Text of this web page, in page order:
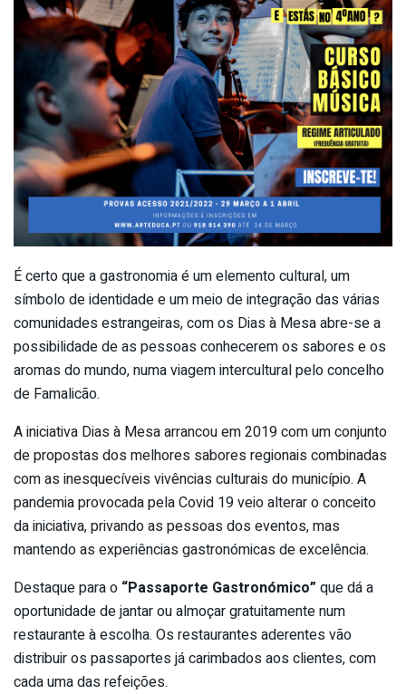
É certo que a gastronomia é um elemento cultural, um
símbolo de identidade e um meio de integração das várias
comunidades estrangeiras, com os Dias à Mesa abre-se a
possibilidade de as pessoas conhecerem os sabores e os
aromas do mundo, numa viagem intercultural pelo concelho
de Famalicão.
A iniciativa Dias à Mesa arrancou em 2019 com um conjunto
de propostas dos melhores sabores regionais combinadas
com as inesquecíveis vivências culturais do município. A
pandemia provocada pela Covid 19 veio alterar o conceito
da iniciativa, privando as pessoas dos eventos, mas
mantendo as experiências gastronómicas de excelência.
Destaque para o “Passaporte Gastronómico” que dá a
oportunidade de jantar ou almoçar gratuitamente num
restaurante à escolha. Os restaurantes aderentes vão
distribuir os passaportes já carimbados aos clientes, com
cada uma das refeições.